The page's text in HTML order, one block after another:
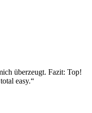
überzeugt. Fazit: Top!
easy.“